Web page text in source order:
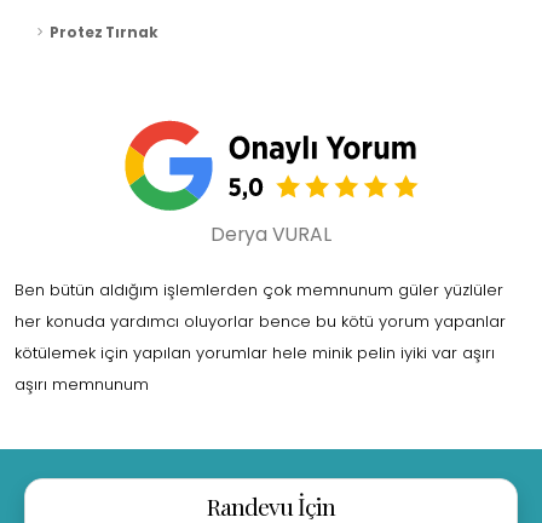
Protez Tırnak
Derya VURAL
Ben bütün aldığım işlemlerden çok memnunum güler yüzlüler
her konuda yardımcı oluyorlar bence bu kötü yorum yapanlar
kötülemek için yapılan yorumlar hele minik pelin iyiki var aşırı
aşırı memnunum
Randevu İçin